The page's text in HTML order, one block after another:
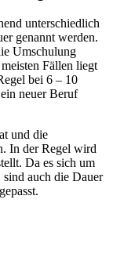
unterschiedlich
genannt werden.
Umschulung
Fällen liegt
bei 6 – 10
neuer Beruf
und die
In der Regel wird
Da es sich um
auch die Dauer